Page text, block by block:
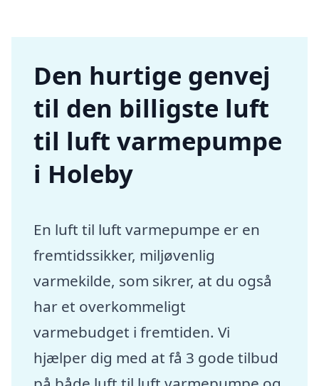
Den hurtige genvej
til den billigste luft
til luft varmepumpe
i Holeby
En luft til luft varmepumpe er en
fremtidssikker, miljøvenlig
varmekilde, som sikrer, at du også
har et overkommeligt
varmebudget i fremtiden. Vi
hjælper dig med at få 3 gode tilbud